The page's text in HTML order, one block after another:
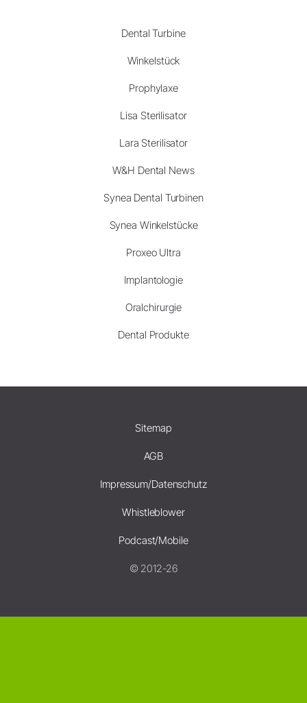
Dental Turbine
Winkelstück
Prophylaxe
Lisa Sterilisator
Lara Sterilisator
W&H Dental News
Synea Dental Turbinen
Synea Winkelstücke
Proxeo Ultra
Implantologie
Oralchirurgie
Dental Produkte
Sitemap
AGB
Impressum/Datenschutz
Whistleblower
Podcast/Mobile
© 2012-26